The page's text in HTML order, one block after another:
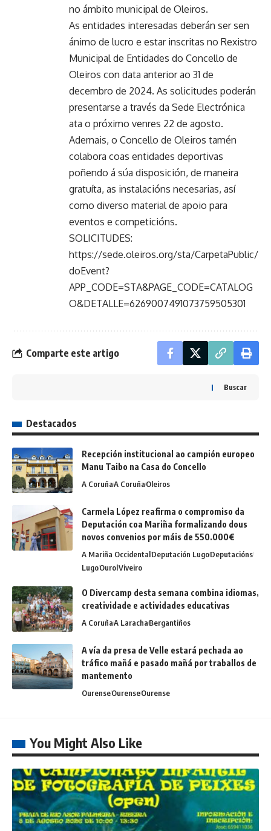
no ámbito municipal de Oleiros.
As entidades interesadas deberán ser sen
ánimo de lucro e estar inscritas no Rexistro
Municipal de Entidades do Concello de
Oleiros con data anterior ao 31 de
decembro de 2024. As solicitudes poderán
presentarse a través da Sede Electrónica
ata o próximo venres 22 de agosto.
Ademais, o Concello de Oleiros tamén
colabora coas entidades deportivas
poñendo á súa disposición, de maneira
gratuíta, as instalacións necesarias, así
como diverso material de apoio para
eventos e competicións.
SOLICITUDES:
https://sede.oleiros.org/sta/CarpetaPublic/
doEvent?
APP_CODE=STA&PAGE_CODE=CATALOG
O&DETALLE=6269007491073759505301
Comparte este artigo
Buscar
Destacados
Recepción institucional ao campión europeo
Manu Taibo na Casa do Concello
A CoruñaA CoruñaOleiros
Carmela López reafirma o compromiso da
Deputación coa Mariña formalizando dous
novos convenios por máis de 550.000€
A Mariña OccidentalDeputación LugoDeputacións
LugoOurolViveiro
O Divercamp desta semana combina idiomas,
creatividade e actividades educativas
A CoruñaA LarachaBergantiños
A vía da presa de Velle estará pechada ao
tráfico mañá e pasado mañá por traballos de
mantemento
OurenseOurenseOurense
You Might Also Like